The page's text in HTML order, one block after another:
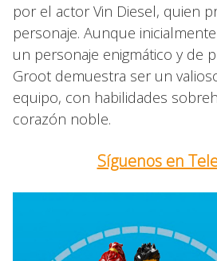
por el actor Vin Diesel, quien
personaje. Aunque
un personaje enigmático y de
Groot demuestra ser un
equipo, con habilidades
corazón noble.
Síguenos en